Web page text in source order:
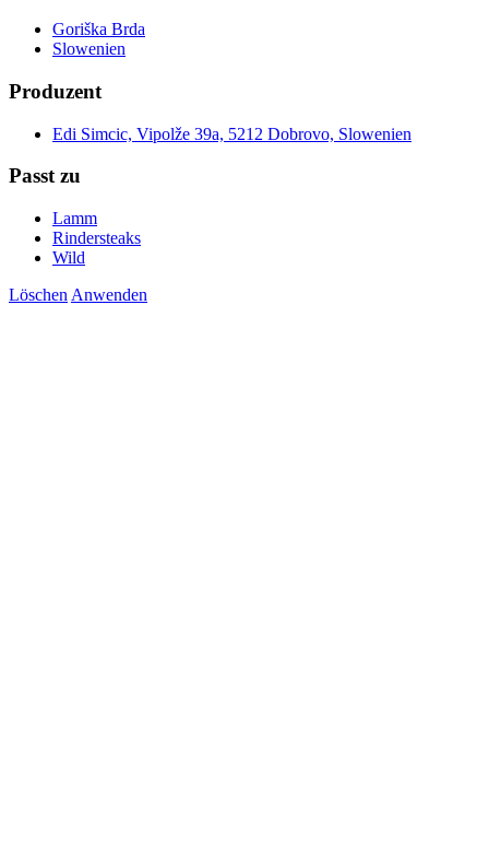
Goriška Brda
Slowenien
Produzent
Edi Simcic, Vipolže 39a, 5212 Dobrovo, Slowenien
Passt zu
Lamm
Rindersteaks
Wild
Löschen Anwenden